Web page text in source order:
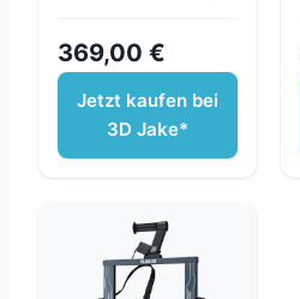
369,00 €
Jetzt kaufen bei
3D Jake*